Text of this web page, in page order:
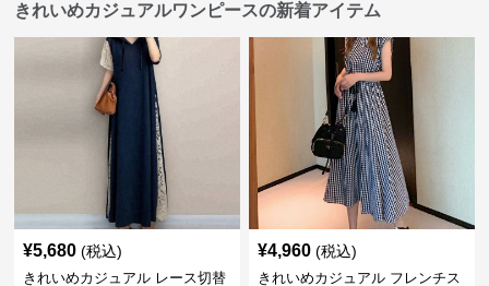
きれいめカジュアルワンピースの新着アイテム
¥5,680 (税込)
きれいめカジュアル レース切替
¥4,960 (税込)
きれいめカジュアル フレンチス